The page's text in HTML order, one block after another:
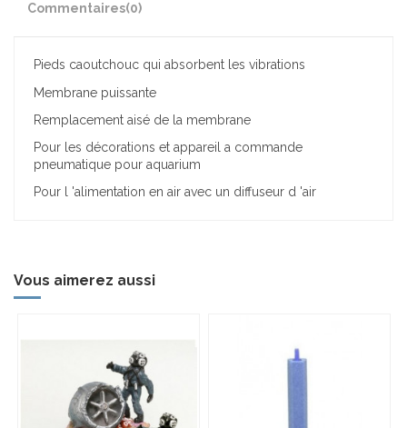
Commentaires(0)
Pieds caoutchouc qui absorbent les vibrations
Membrane puissante
Remplacement aisé de la membrane
Pour les décorations et appareil a commande
pneumatique pour aquarium
Pour l 'alimentation en air avec un diffuseur d 'air
Vous aimerez aussi